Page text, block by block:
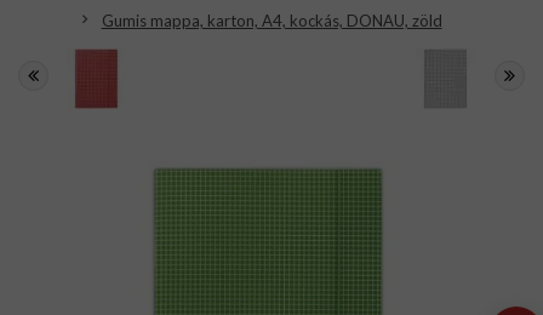
Gumis mappa, karton, A4, kockás, DONAU, zöld